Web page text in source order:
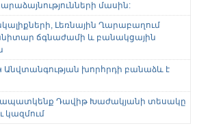
մասին:
Լեռնային Ղարաբաղում
ճգնաժամի և բանակցային
Անվտանգության խորհրդի բանաձև է
Դավիթ Խաժակյանի տեսակը
կազմում